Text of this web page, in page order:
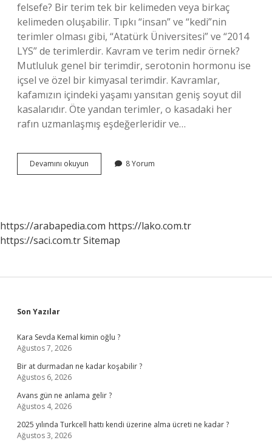
felsefe? Bir terim tek bir kelimeden veya birkaç
kelimeden oluşabilir. Tıpkı “insan” ve “kedi”nin
terimler olması gibi, “Atatürk Üniversitesi” ve “2014
LYS” de terimlerdir. Kavram ve terim nedir örnek?
Mutluluk genel bir terimdir, serotonin hormonu ise
içsel ve özel bir kimyasal terimdir. Kavramlar,
kafamızın içindeki yaşamı yansıtan geniş soyut dil
kasalarıdır. Öte yandan terimler, o kasadaki her
rafın uzmanlaşmış eşdeğerleridir ve…
Devamını okuyun
Nedir
8 Yorum
https://arabapedia.com https://lako.com.tr
https://saci.com.trSitemap
Sidebar
Son Yazılar
Kara Sevda Kemal kimin oğlu ?
Ağustos 7, 2026
Bir at durmadan ne kadar koşabilir ?
Ağustos 6, 2026
Avans gün ne anlama gelir ?
Ağustos 4, 2026
2025 yılında Turkcell hattı kendi üzerine alma ücreti ne kadar ?
Ağustos 3, 2026